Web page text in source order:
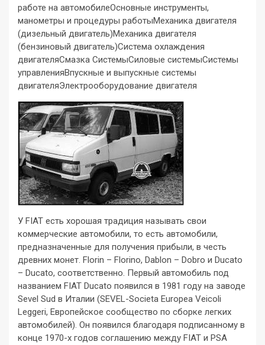
работе на автомобилеОсновные инструменты,
манометры и процедуры работыМеханика двигателя
(дизельный двигатель)Механика двигателя
(бензиновый двигатель)Система охлаждения
двигателяСмазка СистемыСиловые системыСистемы
управленияВпускные и выпускные системы
двигателяЭлектрооборудование двигателя
У FIAT есть хорошая традиция называть свои
коммерческие автомобили, то есть автомобили,
предназначенные для получения прибыли, в честь
древних монет. Florin – Florino, Dablon – Dobro и Ducato
– Ducato, соответственно. Первый автомобиль под
названием FIAT Ducato появился в 1981 году на заводе
Sevel Sud в Италии (SEVEL-Societa Europea Veicoli
Leggeri, Европейское сообщество по сборке легких
автомобилей). Он появился благодаря подписанному в
конце 1970-х годов соглашению между FIAT и PSA